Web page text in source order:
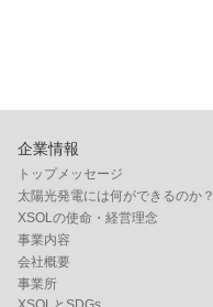
企業情報
トップメッセージ
太陽光発電には何ができるのか？
XSOLの使命・経営理念
事業内容
会社概要
事業所